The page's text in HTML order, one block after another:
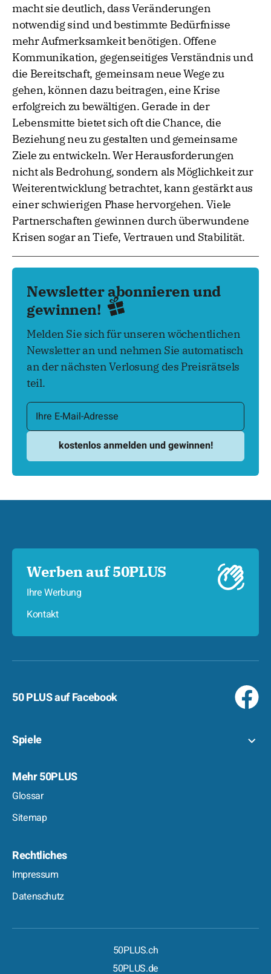
macht sie deutlich, dass Veränderungen
notwendig sind und bestimmte Bedürfnisse
mehr Aufmerksamkeit benötigen. Offene
Kommunikation, gegenseitiges Verständnis und
die Bereitschaft, gemeinsam neue Wege zu
gehen, können dazu beitragen, eine Krise
erfolgreich zu bewältigen. Gerade in der
Lebensmitte bietet sich oft die Chance, die
Beziehung neu zu gestalten und gemeinsame
Ziele zu entwickeln. Wer Herausforderungen
nicht als Bedrohung, sondern als Möglichkeit zur
Weiterentwicklung betrachtet, kann gestärkt aus
einer schwierigen Phase hervorgehen. Viele
Partnerschaften gewinnen durch überwundene
Krisen sogar an Tiefe, Vertrauen und Stabilität.
Newsletter abonnieren und
gewinnen!
Melden Sie sich für unseren wöchentlichen
Newsletter an und nehmen Sie automatisch
an der nächsten Verlosung des Preisrätsels
teil.
Werben auf 50PLUS
Ihre Werbung
Kontakt
50 PLUS auf Facebook
Spiele
Mehr 50PLUS
Glossar
Sitemap
Rechtliches
Impressum
Datenschutz
50PLUS.ch
50PLUS.de